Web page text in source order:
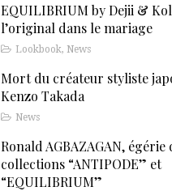
EQUILIBRIUM by Dejii &
l’original dans le mariage
Lookbook, News
Mort du créateur styliste
Kenzo Takada
News
Ronald AGBAZAGAN, égérie
collections “ANTIPODE” et
“EQUILIBRIUM”